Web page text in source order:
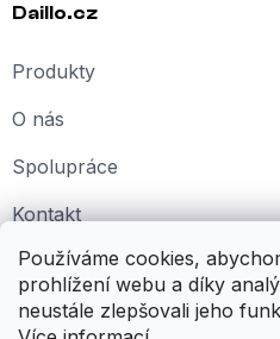
Používáme cookies,
prohlížení webu a díky
neustále zlepšovali jeho
Daillo.cz
Produkty
O nás
Spolupráce
Kontakt
Kariéra